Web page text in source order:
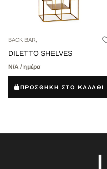
BACK BAR,
DILETTO SHELVES
Ν/Α / ημέρα
ΠΡΟΣΘΗΚΗ ΣΤΟ ΚΑΛΑΘΙ